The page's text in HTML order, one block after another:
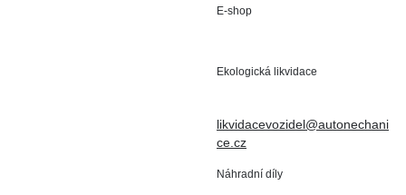
E-shop
Ekologická likvidace
likvidacevozidel@autonechani
ce.cz
Náhradní díly